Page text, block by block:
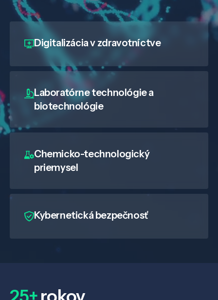
Digitalizáciav zdravotníctve
Laboratórne technológie a
biotechnológie
Chemicko-technologický
priemysel
Kybernetická bezpečnosť